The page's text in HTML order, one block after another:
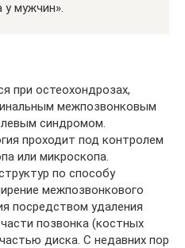
у мужчин».
при остеохондрозах,
межпозвонковым
синдромом.
проходит под контролем
или микроскопа.
по способу
межпозвонкового
посредством удаления
позвонка (костных
диска. С недавних пор